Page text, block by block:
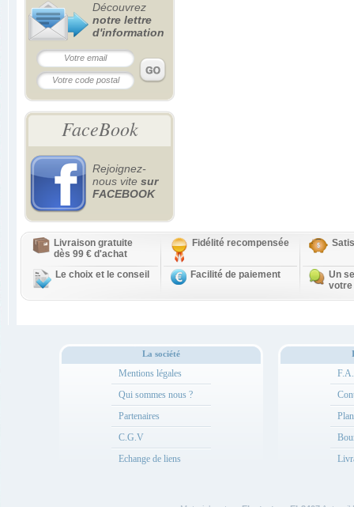
Découvrez
notre lettre
d'information
FaceBook
Rejoignez-
nous vite sur
FACEBOOK
Livraison gratuite
dès 99 € d'achat
Fidélité recompensée
Le choix et le conseil Facilité de paiement
Un
votre
La société
Mentions légales
Qui sommes nous ?
Partenaires
C.G.V
Echange de liens